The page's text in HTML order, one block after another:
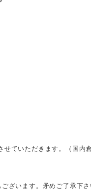
ていただきます。（国内
ざいます。矛めご了承下さ